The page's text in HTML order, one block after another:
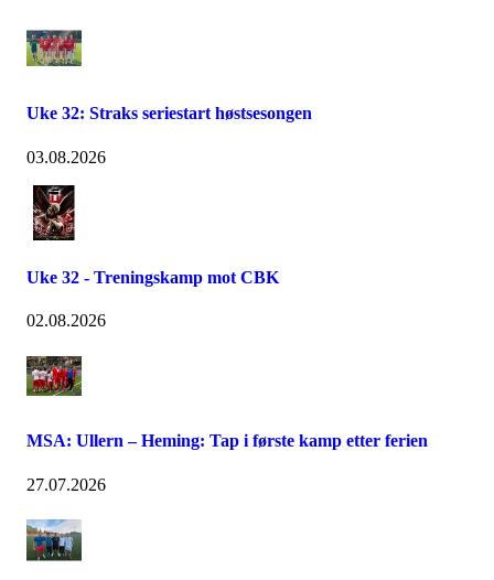
Uke 32: Straks seriestart høstsesongen
03.08.2026
Uke 32 - Treningskamp mot CBK
02.08.2026
MSA: Ullern – Heming: Tap i første kamp etter ferien
27.07.2026